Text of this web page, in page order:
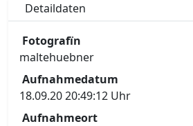
Detaildaten
Fotografïn
maltehuebner
Aufnahmedatum
18.09.20 20:49:12 Uhr
Aufnahmeort